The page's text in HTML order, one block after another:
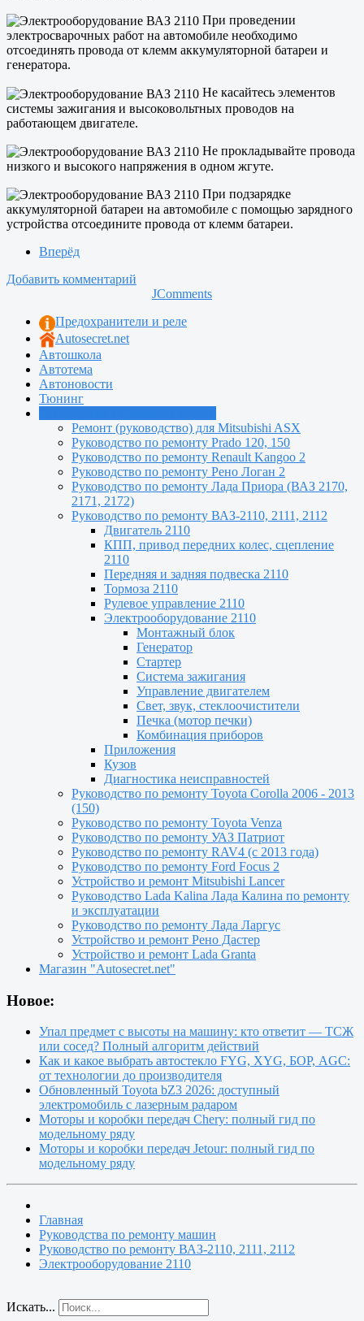
При проведении
электросварочных работ на автомобиле необходимо
отсоединять провода от клемм аккумуляторной батареи и
генератора.
Не касайтесь элементов
системы зажигания и высоковольтных проводов на
работающем двигателе.
Не прокладывайте провода
низкого и высокого напряжения в одном жгуте.
При подзарядке
аккумуляторной батареи на автомобиле с помощью зарядного
устройства отсоедините провода от клемм батареи.
Вперёд
Добавить комментарий
JComments
Предохранители и реле
Autosecret.net
Автошкола
Автотема
Автоновости
Тюнинг
Ремонт (руководство) для Mitsubishi ASX
Руководство по ремонту Prado 120, 150
Руководство по ремонту Renault Kangoo 2
Руководство по ремонту Рено Логан 2
Руководство по ремонту Лада Приора (ВАЗ 2170,
2171, 2172)
Руководство по ремонту ВАЗ-2110, 2111, 2112
Двигатель 2110
КПП, привод передних колес, сцепление
2110
Передняя и задняя подвеска 2110
Тормоза 2110
Рулевое управление 2110
Электрооборудование 2110
Монтажный блок
Генератор
Стартер
Система зажигания
Управление двигателем
Свет, звук, стеклоочистители
Печка (мотор печки)
Комбинация приборов
Приложения
Кузов
Диагностика неисправностей
Руководство по ремонту Toyota Сorolla 2006 - 2013
(150)
Руководство по ремонту Toyota Venza
Руководство по ремонту УАЗ Патриот
Руководство по ремонту RAV4 (с 2013 года)
Руководство по ремонту Ford Focus 2
Устройство и ремонт Mitsubishi Lancer
Руководство Lada Kalina Лада Калина по ремонту
и эксплуатации
Руководство по ремонту Лада Ларгус
Устройство и ремонт Рено Дастер
Устройство и ремонт Lada Granta
Магазин "Autosecret.net"
Новое:
Упал предмет с высоты на машину: кто ответит — ТСЖ
или сосед? Полный алгоритм действий
Как и какое выбрать автостекло FYG, XYG, БОР, AGC:
от технологии до производителя
Обновленный Toyota bZ3 2026: доступный
электромобиль с лазерным радаром
Моторы и коробки передач Chery: полный гид по
модельному ряду
Моторы и коробки передач Jetour: полный гид по
модельному ряду
Главная
Руководства по ремонту машин
Руководство по ремонту ВАЗ-2110, 2111, 2112
Электрооборудование 2110
Искать...